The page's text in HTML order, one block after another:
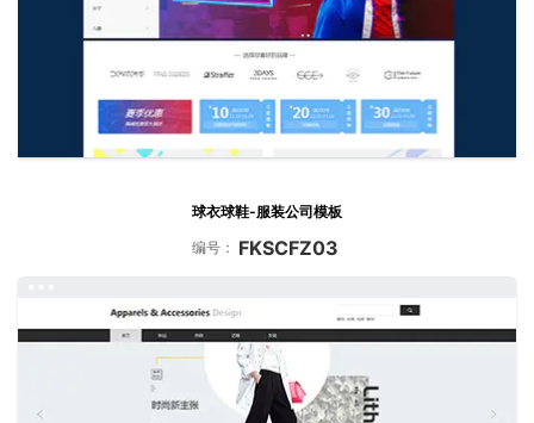
球衣球鞋-服装公司模板
编号： FKSCFZ03